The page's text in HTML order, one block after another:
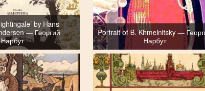
by Hans
— Георгий
Нарбут
Portrait of B. Khmelnitsky —
Нарбут